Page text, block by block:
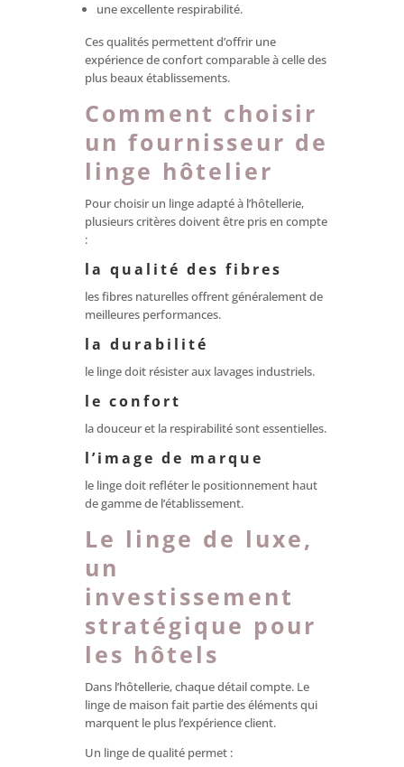
une excellente respirabilité.
Ces qualités permettent d’offrir une
expérience de confort comparable à celle des
plus beaux établissements.
Comment choisir
un fournisseur de
linge hôtelier
Pour choisir un linge adapté à l’hôtellerie,
plusieurs critères doivent être pris en compte
:
la qualité des fibres
les fibres naturelles offrent généralement de
meilleures performances.
la durabilité
le linge doit résister aux lavages industriels.
le confort
la douceur et la respirabilité sont essentielles.
l’image de marque
le linge doit refléter le positionnement haut
de gamme de l’établissement.
Le linge de luxe,
un
investissement
stratégique pour
les hôtels
Dans l’hôtellerie, chaque détail compte. Le
linge de maison fait partie des éléments qui
marquent le plus l’expérience client.
Un linge de qualité permet :